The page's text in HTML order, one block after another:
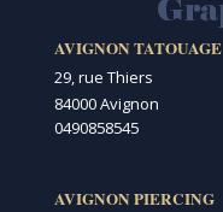
AVIGNON TATOUAGE
29, rue Thiers
84000 Avignon
0490858545
AVIGNON PIERCING